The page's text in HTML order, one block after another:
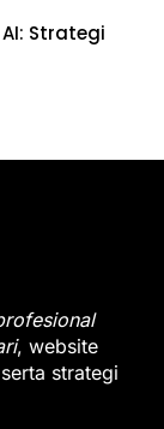
Strategi
, website
strategi